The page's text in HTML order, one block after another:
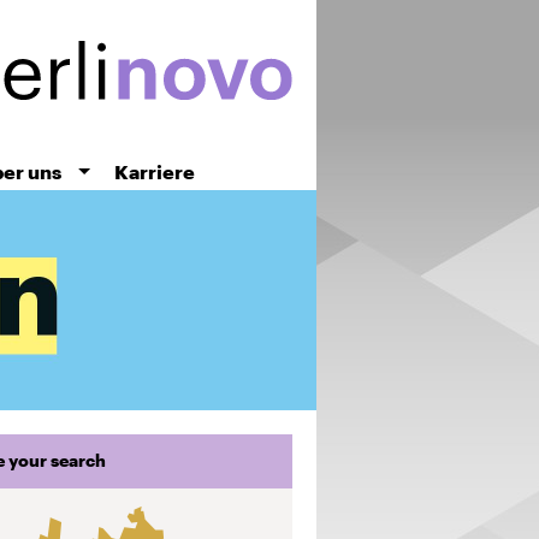
uns Karriere
your search